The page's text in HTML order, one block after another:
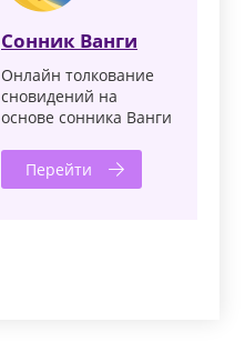
Сонник Ванги
Онлайн толкование
сновидений на
основе сонника Ванги
Перейти